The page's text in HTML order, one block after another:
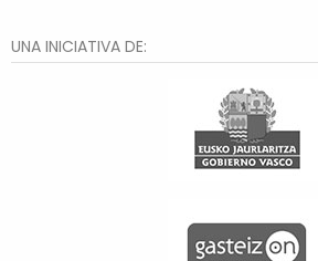
UNA INICIATIVA DE: